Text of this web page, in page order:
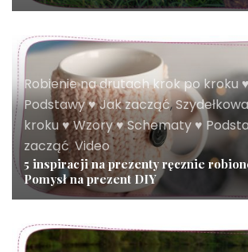
Robienie na drutach krok po kroku
Podstawy ♥ Jak zacząć,
kroku ♥ Wzory ♥ Schematy ♥
zacząć,Video
5 inspiracji na prezenty ręcznie
Pomysł na prezent DIY